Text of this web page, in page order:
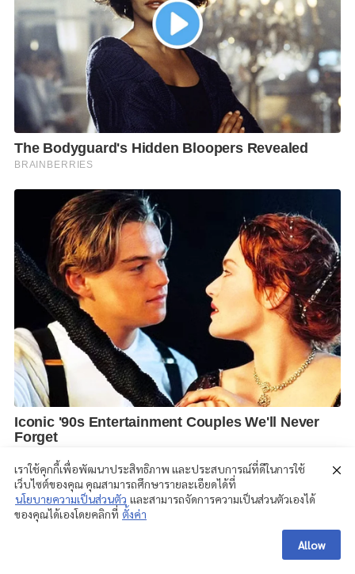
เราใช้คุกกี้เพื่อพัฒนาประสิทธิภาพ และประสบการณ์ที่ดีในการใช้
เว็บไซต์ของคุณ คุณสามารถศึกษารายละเอียดได้ที่
นโยบายความเป็นส่วนตัว และสามารถจัดการความเป็นส่วนตัวเองได้
ของคุณได้เองโดยคลิกที่ ตั้งค่า
Allow